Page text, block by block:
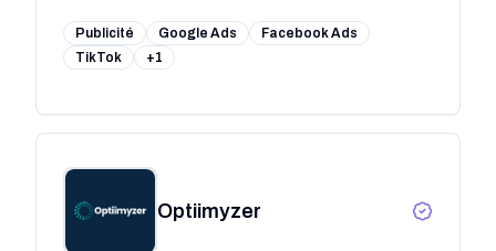
Publicité Google Ads
Facebook Ads
TikTok
+1
Optiimyzer